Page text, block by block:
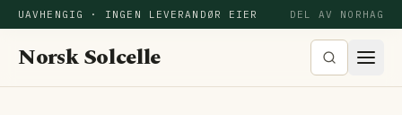
UAVHENGIG · INGEN LEVERANDØR EIER DEL AV NORHAG
Norsk Solcelle